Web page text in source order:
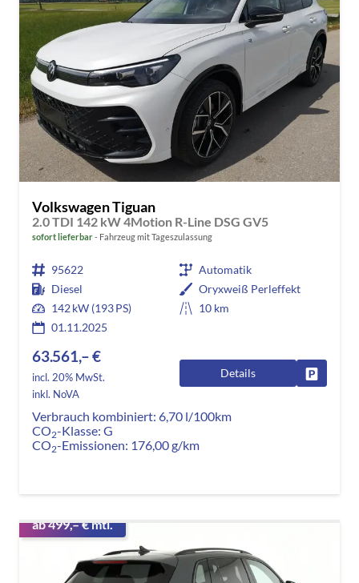
Volkswagen Tiguan
2.0 TDI 142 kW 4Motion R-Line DSG GV5
sofort lieferbar Fahrzeug mit Tageszulassung
95622
Automatik
Diesel
Oryxweiß Perleffekt
142 kW (193 PS)
10 km
01.11.2025
63.561,– €
incl. 20% MwSt.
inkl. NoVA
Details
Verbrauch kombiniert: 6,70 l/100km
CO2-Klasse: G
CO2-Emissionen: 176,00 g/km
ab 499,– € mtl.